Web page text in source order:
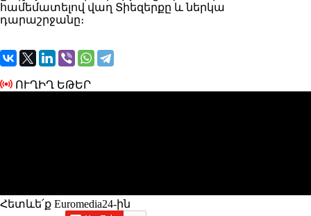
համեմատելով վաղ Տիեզերքը և ներկա
դարաշրջանը։
ՈՒՂԻՂ ԵԹԵՐ
Հետևե՛ք Euromedia24-ին